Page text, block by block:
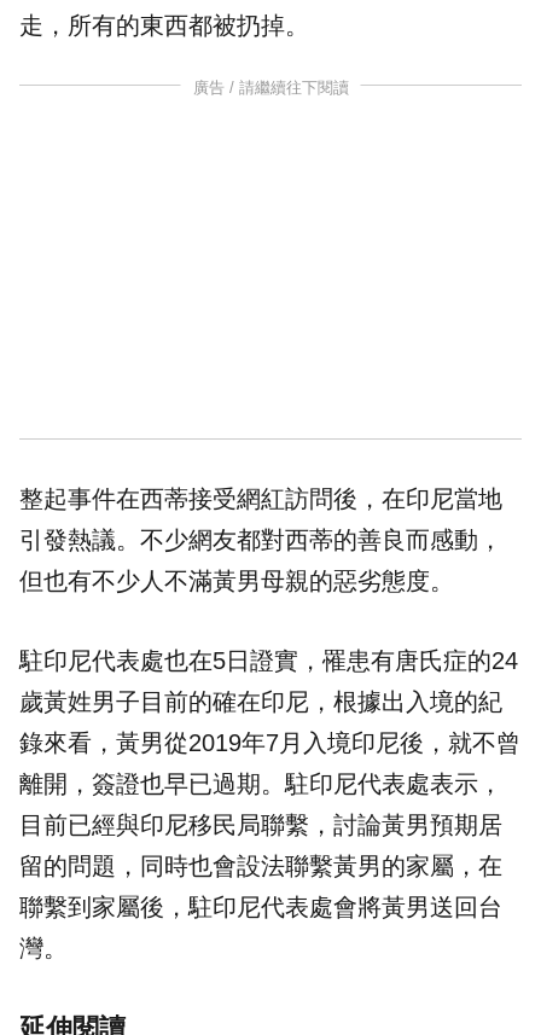
走，所有的東西都被扔掉。
廣告 / 請繼續往下閱讀
整起事件在西蒂接受網紅訪問後，在印尼當地
引發熱議。不少網友都對西蒂的善良而感動，
但也有不少人不滿黃男母親的惡劣態度。
駐印尼代表處也在5日證實，罹患有唐氏症的24
歲黃姓男子目前的確在印尼，根據出入境的紀
錄來看，黃男從2019年7月入境印尼後，就不曾
離開，簽證也早已過期。駐印尼代表處表示，
目前已經與印尼移民局聯繫，討論黃男預期居
留的問題，同時也會設法聯繫黃男的家屬，在
聯繫到家屬後，駐印尼代表處會將黃男送回台
灣。
延伸閱讀